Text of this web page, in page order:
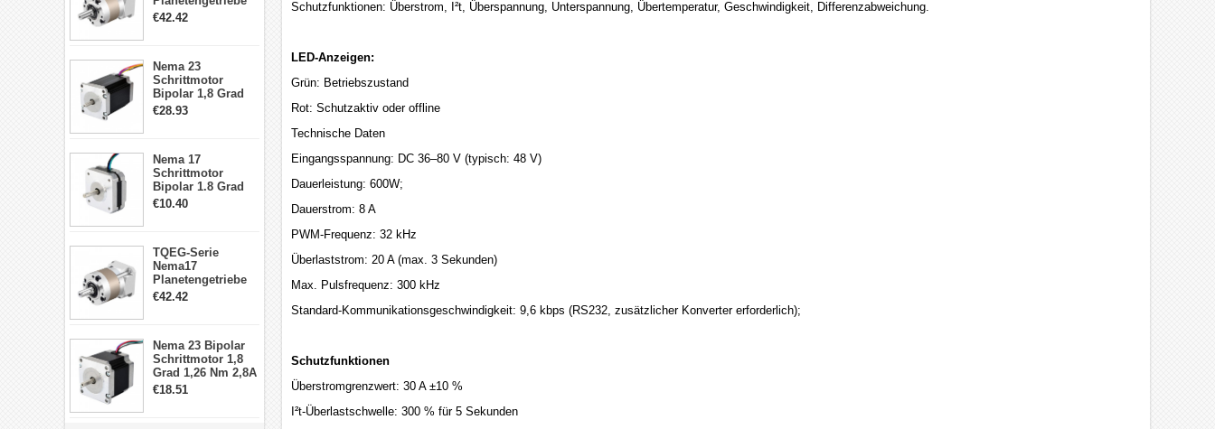
5:1 Spiel 15Arc-
€42.42
Nema 23
Schrittmotor
Bipolar 1,8 Grad
2,83Nm 4 A 2,26V
€28.93
Nema 17
Schrittmotor
Bipolar 1.8 Grad
8.7Ncm 1A 3.5V 4
€10.40
TQEG-Serie
Nema17
Planetengetriebe
10:1 Spiel 15Arc-
€42.42
Nema 23 Bipolar
Schrittmotor 1,8
Grad 1,26 Nm 2,8A
2,5V 4 Drähte
€18.51
Schutzfunktionen: Überstrom, I²t, Überspannung, Unterspannung, Übertemperatur, Geschwindigkeit, Differenzabweichung.
LED-Anzeigen:
Grün: Betriebszustand
Rot: Schutzaktiv oder offline
Technische Daten
Eingangsspannung: DC 36–80 V (typisch: 48 V)
Dauerleistung: 600W;
Dauerstrom: 8 A
PWM-Frequenz: 32 kHz
Überlaststrom: 20 A (max. 3 Sekunden)
Max. Pulsfrequenz: 300 kHz
Standard-Kommunikationsgeschwindigkeit: 9,6 kbps (RS232, zusätzlicher Konverter erforderlich);
Schutzfunktionen
Überstromgrenzwert: 30 A ±10 %
I²t-Überlastschwelle: 300 % für 5 Sekunden